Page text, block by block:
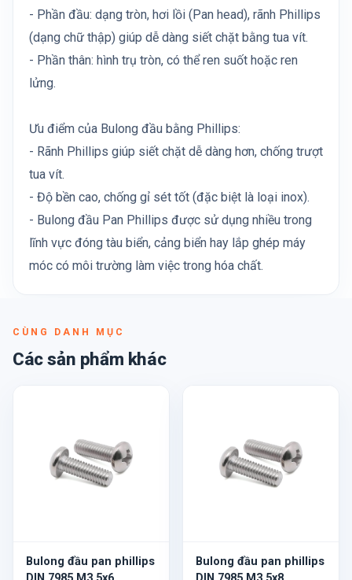
- Phần đầu: dạng tròn, hơi lồi (Pan head), rãnh Phillips
(dạng chữ thập) giúp dễ dàng siết chặt bằng tua vít.
- Phần thân: hình trụ tròn, có thể ren suốt hoặc ren
lửng.
Ưu điểm của Bulong đầu bằng Phillips:
- Rãnh Phillips giúp siết chặt dễ dàng hơn, chống trượt
tua vít.
- Độ bền cao, chống gỉ sét tốt (đặc biệt là loại inox).
- Bulong đầu Pan Phillips được sử dụng nhiều trong
lĩnh vực đóng tàu biển, cảng biển hay lắp ghép máy
móc có môi trường làm việc trong hóa chất.
CÙNG DANH MỤC
Các sản phẩm khác
Bulong đầu pan phillips
Bulong đầu pan phillips